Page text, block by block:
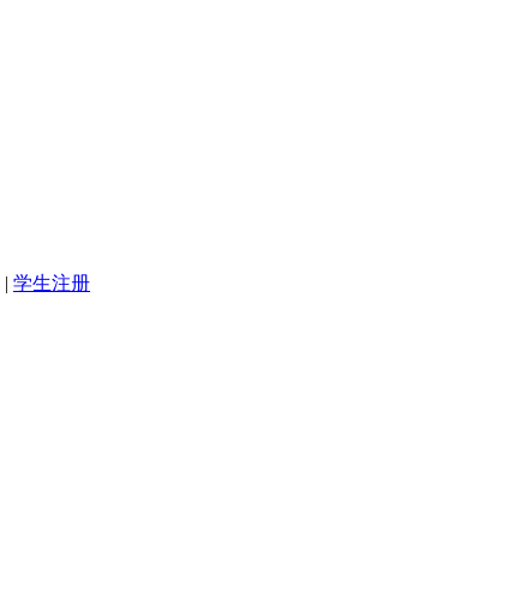
| 学生注册